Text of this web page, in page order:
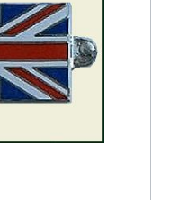
mit der flachen
Sie den Wagen